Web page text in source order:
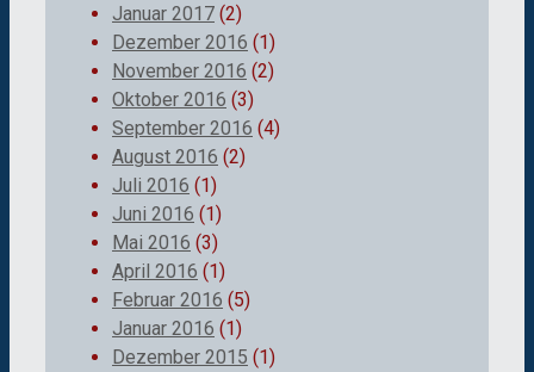
Januar 2017 (2)
Dezember 2016 (1)
November 2016 (2)
Oktober 2016 (3)
September 2016 (4)
August 2016 (2)
Juli 2016 (1)
Juni 2016 (1)
Mai 2016 (3)
April 2016 (1)
Februar 2016 (5)
Januar 2016 (1)
Dezember 2015 (1)